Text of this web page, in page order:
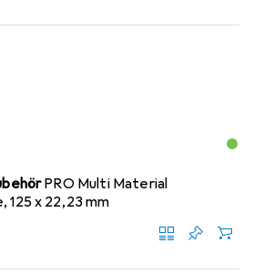
PRO Multi Material
125 x 22,23 mm